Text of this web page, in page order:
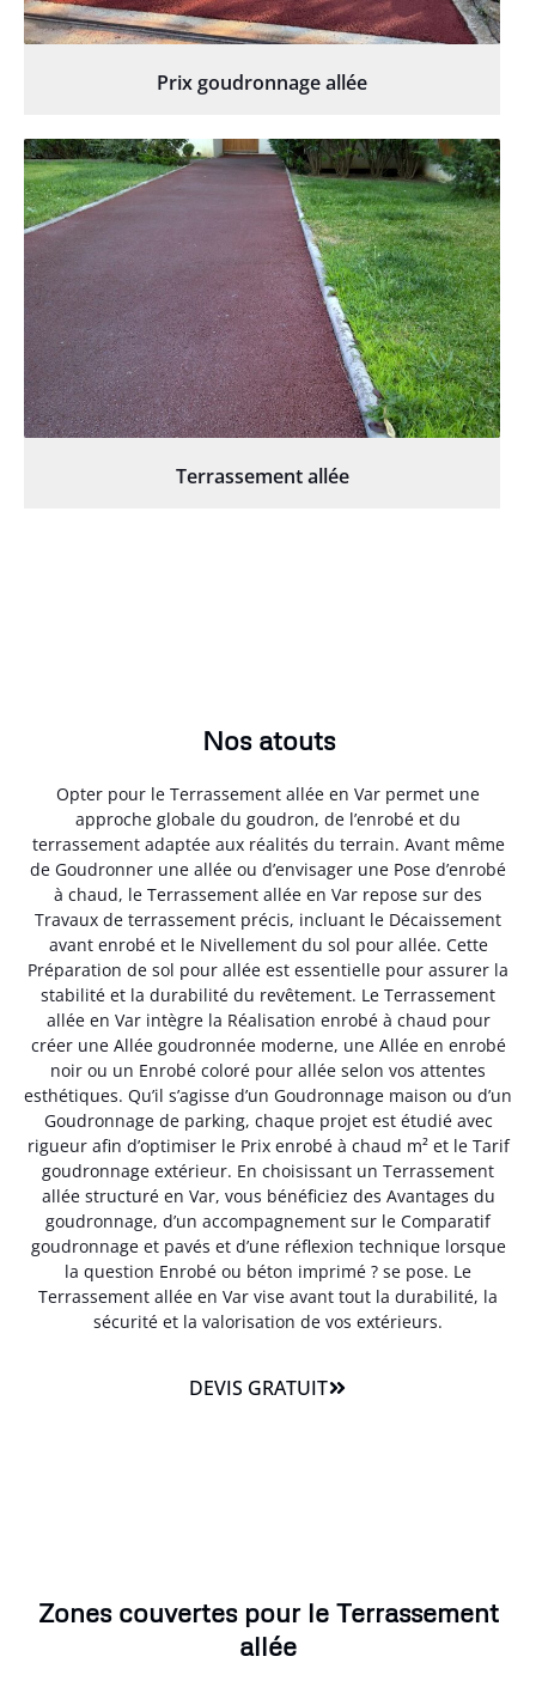
Prix goudronnage allée
Terrassement allée
Nos atouts
Opter pour le Terrassement allée en Var permet une
approche globale du goudron, de l’enrobé et du
terrassement adaptée aux réalités du terrain. Avant même
de Goudronner une allée ou d’envisager une Pose d’enrobé
à chaud, le Terrassement allée en Var repose sur des
Travaux de terrassement précis, incluant le Décaissement
avant enrobé et le Nivellement du sol pour allée. Cette
Préparation de sol pour allée est essentielle pour assurer la
stabilité et la durabilité du revêtement. Le Terrassement
allée en Var intègre la Réalisation enrobé à chaud pour
créer une Allée goudronnée moderne, une Allée en enrobé
noir ou un Enrobé coloré pour allée selon vos attentes
esthétiques. Qu’il s’agisse d’un Goudronnage maison ou d’un
Goudronnage de parking, chaque projet est étudié avec
rigueur afin d’optimiser le Prix enrobé à chaud m² et le Tarif
goudronnage extérieur. En choisissant un Terrassement
allée structuré en Var, vous bénéficiez des Avantages du
goudronnage, d’un accompagnement sur le Comparatif
goudronnage et pavés et d’une réflexion technique lorsque
la question Enrobé ou béton imprimé ? se pose. Le
Terrassement allée en Var vise avant tout la durabilité, la
sécurité et la valorisation de vos extérieurs.
DEVIS GRATUIT
Zones couvertes pour le Terrassement
allée